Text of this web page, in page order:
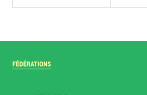
FÉDÉRATIONS